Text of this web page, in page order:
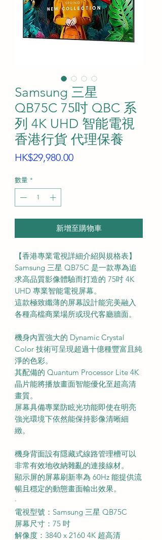
Samsung 三星
QB75C 75吋 QBC 系
列 4K UHD 智能電視
香港行貨 代理保養
HK$29,980.00價
數量 *
新增至購物車
【香港專業電視詳細介紹與規格表】
Samsung 三星 QB75C 是一款專為追
求高品質影像體驗而打造的 75吋 4K
UHD 專業智能電視屏幕。
這款極致纖薄的屏幕設計能完美融入
各種高檔商業場所或現代客廳牆面。
機身內置強大的 Dynamic Crystal
Color 技術可呈現超過十億種豐富且純
淨的色彩。
其配備的 Quantum Processor Lite 4K
晶片能將播放畫面智能優化至超高清
畫質。
屏幕具備專業防眩光功能即使在明亮
強光環境下依然能保持影像清晰細
緻。
機身背面設有隱藏式線路管理槽可以
非常有效地收納雜亂的連接線材。
顯示屏的屏幕刷新率為 60Hz 能提供流
暢且穩定的動態畫面輸出效果。
·
電視型號：Samsung 三星 QB75C
屏幕尺寸：75 吋
解像度：3840 x 2160 4K 超高清